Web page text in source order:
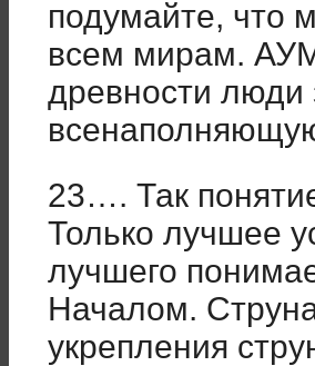
подумайте, что
всем мирам. АУМ
древности люди
23…. Так
Только лучшее
лучшего
Началом.
укрепления